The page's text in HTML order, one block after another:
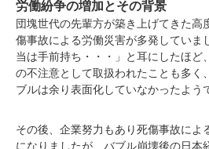
労働紛争の増加とその背景
団塊世代の先輩方が築き上げてきた高
傷事故による労働災害が多発していま
当は手前持ち・・・」と耳にしたほど
の不注意として取扱われたことも多く
ブルは余り表面化していなかったよう
その後、企業努力もあり死傷事故によ
になりましたが、バブル崩壊後の日本